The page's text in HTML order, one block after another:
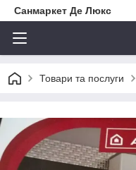
Санмаркет Де Люкс
Товари та послуги